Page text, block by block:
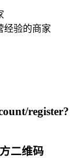
经验的商家
register?
二维码